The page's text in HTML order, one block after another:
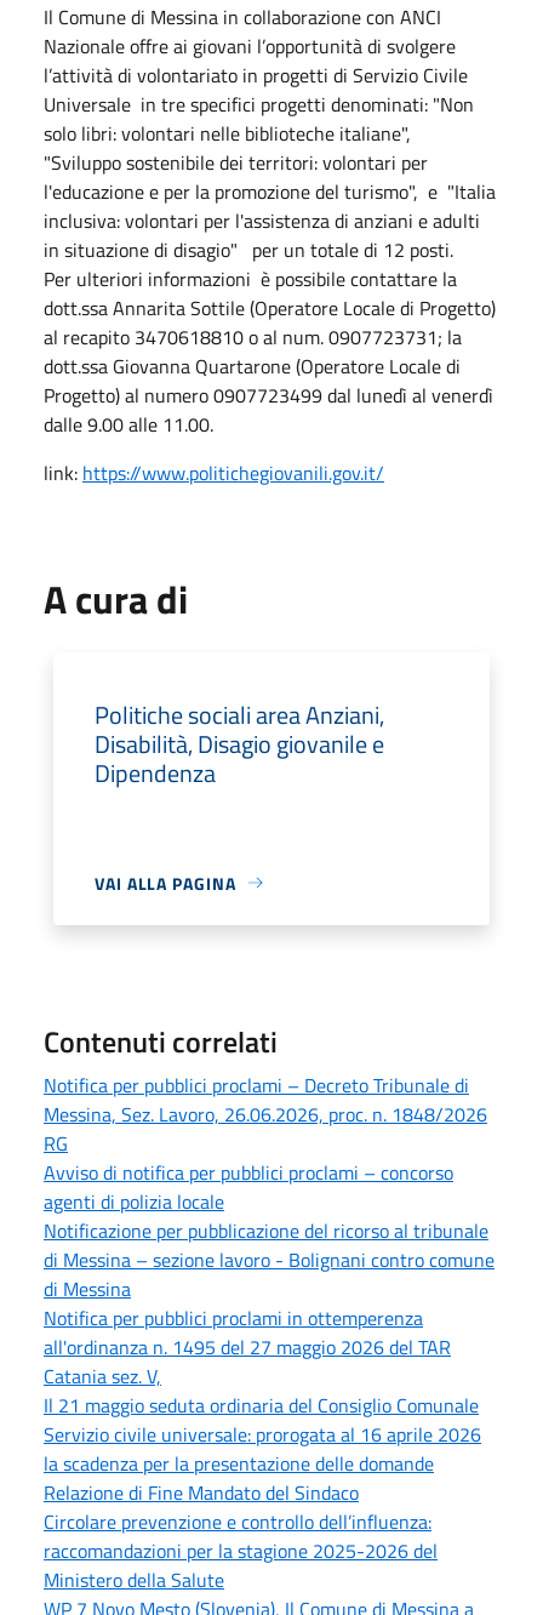
Il Comune di Messina in collaborazione con ANCI
Nazionale offre ai giovani l’opportunità di svolgere
l’attività di volontariato in progetti di Servizio Civile
Universale in tre specifici progetti denominati: "Non
solo libri: volontari nelle biblioteche italiane",
"Sviluppo sostenibile dei territori: volontari per
l'educazione e per la promozione del turismo", e "Italia
inclusiva: volontari per l'assistenza di anziani e adulti
in situazione di disagio" per un totale di 12 posti.
Per ulteriori informazioni è possibile contattare la
dott.ssa Annarita Sottile (Operatore Locale di Progetto)
al recapito 3470618810 o al num. 0907723731; la
dott.ssa Giovanna Quartarone (Operatore Locale di
Progetto) al numero 0907723499 dal lunedì al venerdì
dalle 9.00 alle 11.00.
link: https://www.politichegiovanili.gov.it/
A cura di
Politiche sociali area Anziani,
Disabilità, Disagio giovanile e
Dipendenza
VAI ALLA PAGINA
Contenuti correlati
Notifica per pubblici proclami – Decreto Tribunale di
Messina, Sez. Lavoro, 26.06.2026, proc. n. 1848/2026
RG
Avviso di notifica per pubblici proclami – concorso
agenti di polizia locale
Notificazione per pubblicazione del ricorso al tribunale
di Messina – sezione lavoro - Bolignani contro comune
di Messina
Notifica per pubblici proclami in ottemperenza
all'ordinanza n. 1495 del 27 maggio 2026 del TAR
Catania sez. V,
Il 21 maggio seduta ordinaria del Consiglio Comunale
Servizio civile universale: prorogata al 16 aprile 2026
la scadenza per la presentazione delle domande
Relazione di Fine Mandato del Sindaco
Circolare prevenzione e controllo dell’influenza:
raccomandazioni per la stagione 2025-2026 del
Ministero della Salute
WP 7 Novo Mesto (Slovenia), Il Comune di Messina a